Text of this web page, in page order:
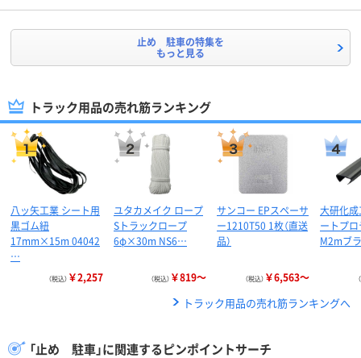
止め 駐車の特集を
もっと見る
トラック用品の売れ筋ランキング
八ッ矢工業 シート用
黒ゴム紐
17mm×15m 04042
…
（税込） ￥2,257
ユタカメイク ロープ
Sトラックロープ
6φ×30m NS6…
（税込） ￥819～
サンコー EPスペーサ
ー1210T50 1枚（直送
品）
（税込） ￥6,563～
大研化
ートプ
M2mブ
トラック用品の売れ筋ランキングへ
「止め 駐車」に関連するピンポイントサーチ